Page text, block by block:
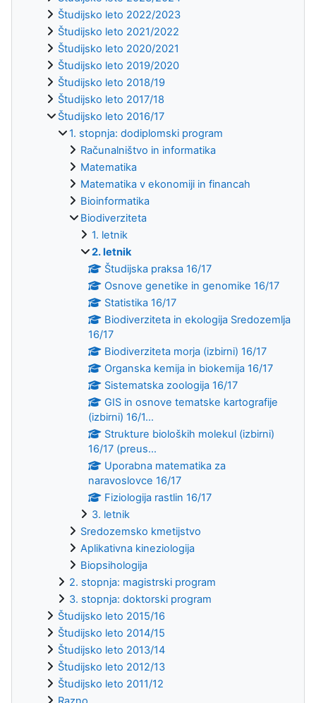
Študijsko leto 2022/2023
Študijsko leto 2021/2022
Študijsko leto 2020/2021
Študijsko leto 2019/2020
Študijsko leto 2018/19
Študijsko leto 2017/18
Študijsko leto 2016/17
1. stopnja: dodiplomski program
Računalništvo in informatika
Matematika
Matematika v ekonomiji in financah
Bioinformatika
Biodiverziteta
1. letnik
2. letnik
Študijska praksa 16/17
Osnove genetike in genomike 16/17
Statistika 16/17
Biodiverziteta in ekologija Sredozemlja
16/17
Biodiverziteta morja (izbirni) 16/17
Organska kemija in biokemija 16/17
Sistematska zoologija 16/17
GIS in osnove tematske kartografije
(izbirni) 16/1...
Strukture bioloških molekul (izbirni)
16/17 (preus...
Uporabna matematika za
naravoslovce 16/17
Fiziologija rastlin 16/17
3. letnik
Sredozemsko kmetijstvo
Aplikativna kineziologija
Biopsihologija
2. stopnja: magistrski program
3. stopnja: doktorski program
Študijsko leto 2015/16
Študijsko leto 2014/15
Študijsko leto 2013/14
Študijsko leto 2012/13
Študijsko leto 2011/12